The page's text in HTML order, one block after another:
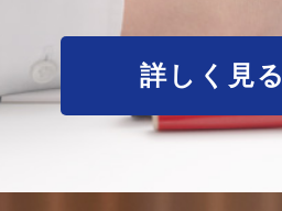
詳しく見る